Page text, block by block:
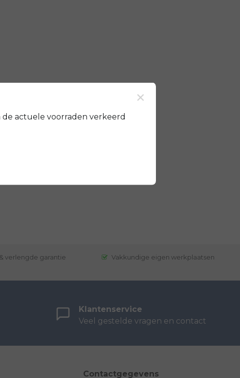
verlengde garantie Vakkundige eigen werkplaatsen
Klantenservice
Veel gestelde vragen en contact
Contactgegevens
×
actuele voorraden verkeerd